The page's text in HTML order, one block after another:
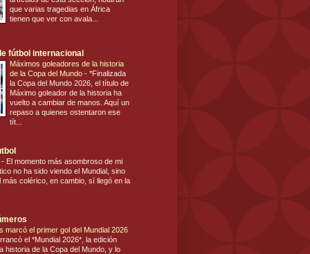
que varias tragedias en África
tienen que ver con avala...
fútbol internacional
Máximos goleadores de la historia
de la Copa del Mundo - *Finalizada
la Copa del Mundo 2026, el título de
Máximo goleador de la historia ha
vuelto a cambiar de manos. Aquí un
repaso a quienes ostentaron ese
tít...
- El momento más asombroso de mi
no ha sido viendo el Mundial, sino
más colérico, en cambio, sí llegó en la
marcó el primer gol del Mundial 2026
el *Mundial 2026*, la edición
historia de la Copa del Mundo, y lo